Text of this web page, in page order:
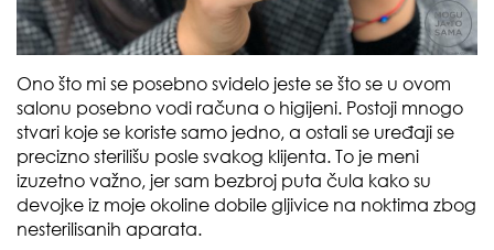
Ono što mi se posebno svidelo jeste se što se u ovom
salonu posebno vodi računa o higijeni. Postoji mnogo
stvari koje se koriste samo jedno, a ostali se uređaji se
precizno sterilišu posle svakog klijenta. To je meni
izuzetno važno, jer sam bezbroj puta čula kako su
devojke iz moje okoline dobile gljivice na noktima zbog
nesterilisanih aparata.